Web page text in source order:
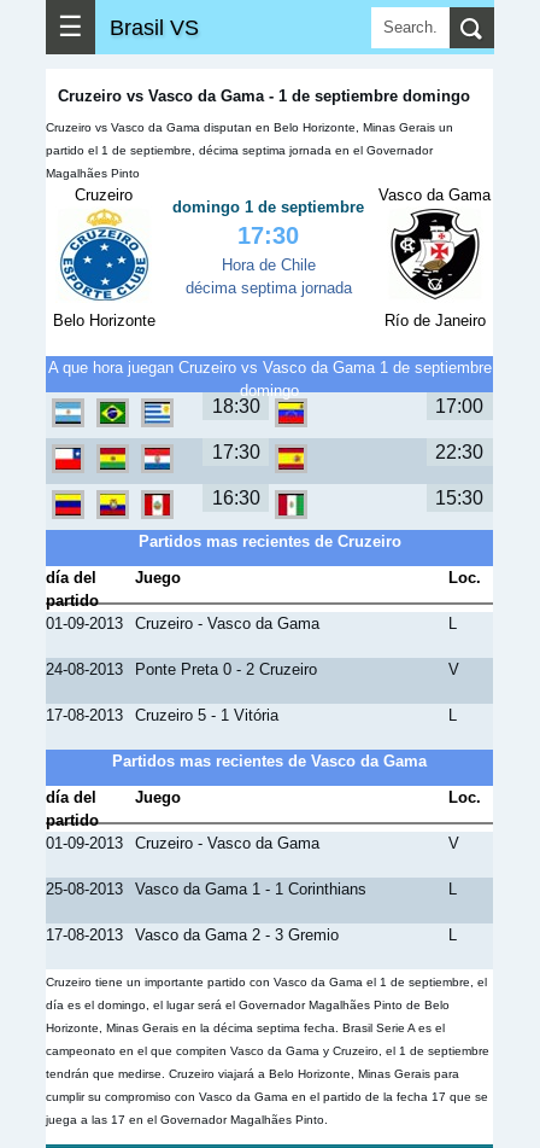
☰ Brasil VS
Cruzeiro vs Vasco da Gama - 1 de septiembre domingo
Cruzeiro vs Vasco da Gama disputan en Belo Horizonte, Minas Gerais un
partido el 1 de septiembre, décima septima jornada en el Governador
Magalhães Pinto
Cruzeiro
Belo Horizonte
domingo 1 de septiembre
17:30
Hora de Chile
décima septima jornada
Vasco da Gama
Río de Janeiro
A que hora juegan Cruzeiro vs Vasco da Gama 1 de septiembre
domingo
18:30 17:00
17:30 22:30
16:30 15:30
Partidos mas recientes de Cruzeiro
día del
partido
Juego Loc.
01-09-2013 Cruzeiro - Vasco da Gama L
24-08-2013 Ponte Preta 0 - 2 Cruzeiro V
17-08-2013 Cruzeiro 5 - 1 Vitória L
Partidos mas recientes de Vasco da Gama
día del
partido
Juego Loc.
01-09-2013 Cruzeiro - Vasco da Gama V
25-08-2013 Vasco da Gama 1 - 1 Corinthians L
17-08-2013 Vasco da Gama 2 - 3 Gremio L
Cruzeiro tiene un importante partido con Vasco da Gama el 1 de septiembre, el
día es el domingo, el lugar será el Governador Magalhães Pinto de Belo
Horizonte, Minas Gerais en la décima septima fecha. Brasil Serie A es el
campeonato en el que compiten Vasco da Gama y Cruzeiro, el 1 de septiembre
tendrán que medirse. Cruzeiro viajará a Belo Horizonte, Minas Gerais para
cumplir su compromiso con Vasco da Gama en el partido de la fecha 17 que se
juega a las 17 en el Governador Magalhães Pinto.